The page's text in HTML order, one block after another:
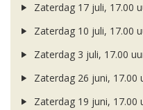
Zaterdag 17 juli, 17.00
Zaterdag 10 juli, 17.00
Zaterdag 3 juli, 17.00
Zaterdag 26 juni, 17.00
Zaterdag 19 juni, 17.00